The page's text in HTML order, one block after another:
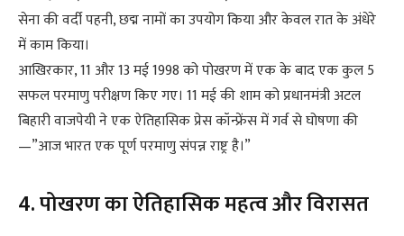
सेना की वर्दी पहनी, छद्म नामों का उपयोग किया और केवल रात के अंधेरे
में काम किया।
आखिरकार, 11 और 13 मई 1998 को पोखरण में एक के बाद एक कुल 5
सफल परमाणु परीक्षण किए गए। 11 मई की शाम को प्रधानमंत्री अटल
बिहारी वाजपेयी ने एक ऐतिहासिक प्रेस कॉन्फ्रेंस में गर्व से घोषणा की
—”आज भारत एक पूर्ण परमाणु संपन्न राष्ट्र है।”
4. पोखरण का ऐतिहासिक महत्व और विरासत